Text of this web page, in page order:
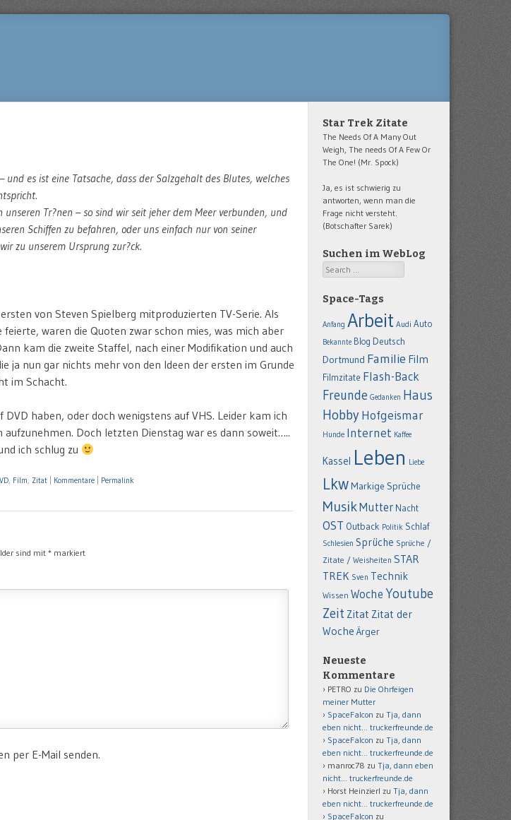
es ist eine Tatsache, dass der Salzgehalt des Blutes, welches
Tr?nen – so sind wir seit jeher dem Meer verbunden, und
Schiffen zu befahren, oder uns einfach nur von seiner
zu unserem Ursprung zur?ck.
von Steven Spielberg mitproduzierten TV-Serie. Als
waren die Quoten zwar schon mies, was mich aber
kam die zweite Staffel, nach einer Modifikation und auch
ja nun gar nichts mehr von den Ideen der ersten im Grunde
im Schacht.
haben, oder doch wenigstens auf VHS. Leider kam ich
aufzunehmen. Doch letzten Dienstag war es dann soweit…..
ich schlug zu
, Film, Zitat Kommentare Permalink
sind mit * markiert
per E-Mail senden.
Star Trek Zitate
The Needs Of A Many Out
Weigh, The needs Of A Few Or
The One! (Mr. Spock)
Ja, es ist schwierig zu
antworten, wenn man die
Frage nicht versteht.
(Botschafter Sarek)
Suchen im WebLog
Search
Space-Tags
Anfang Arbeit Audi Auto
Bekannte Blog Deutsch
Dortmund Familie Film
Filmzitate Flash-Back
Freunde Gedanken Haus
HobbyHofgeismar
Hunde Internet Kaffee
Kassel Leben Liebe
LkwMarkige Sprüche
MusikMutter Nacht
OST Outback Politik Schlaf
Schlesien Sprüche Sprüche /
Zitate / Weisheiten STAR
TREK Sven Technik
Wissen Woche Youtube
Zeit Zitat Zitat der
Woche Ärger
Neueste
Kommentare
PETRO zu Die Ohrfeigen
meiner Mutter
SpaceFalcon zu Tja, dann
eben nicht… truckerfreunde.de
SpaceFalcon zu Tja, dann
eben nicht… truckerfreunde.de
manroc78 zu Tja, dann eben
nicht… truckerfreunde.de
Horst Heinzierl zu Tja, dann
eben nicht… truckerfreunde.de
SpaceFalcon zu